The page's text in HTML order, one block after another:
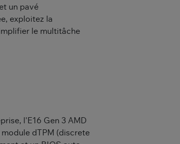
un pavé
exploitez la
le multitâche
l'E16 Gen 3 AMD
dTPM (discrete